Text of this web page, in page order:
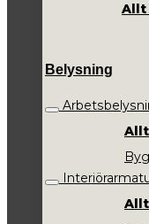
Allt
Belysning